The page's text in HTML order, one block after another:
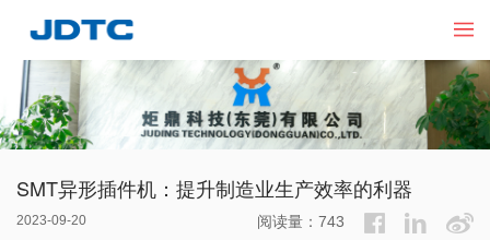
SMT异形插件机：提升制造业生产效率的利器
2023-09-20 阅读量：743